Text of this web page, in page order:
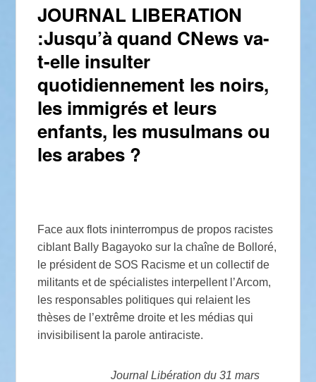
JOURNAL LIBERATION
:Jusqu’à quand CNews va-
t-elle insulter
quotidiennement les noirs,
les immigrés et leurs
enfants, les musulmans ou
les arabes ?
Face aux flots ininterrompus de propos racistes
ciblant Bally Bagayoko sur la chaîne de Bolloré,
le président de SOS Racisme et un collectif de
militants et de spécialistes interpellent l’Arcom,
les responsables politiques qui relaient les
thèses de l’extrême droite et les médias qui
invisibilisent la parole antiraciste.
Journal Libération du 31 mars